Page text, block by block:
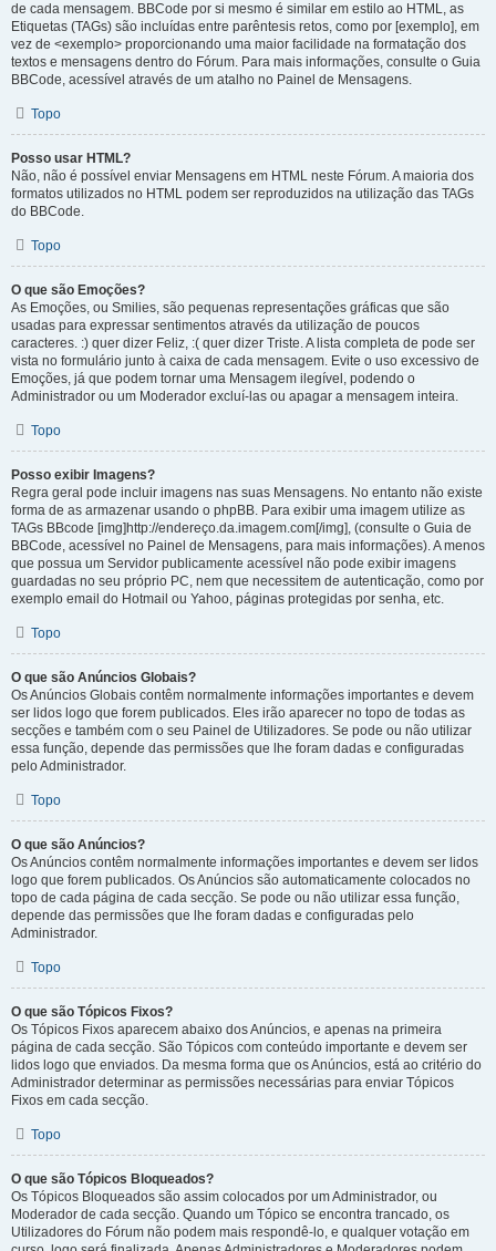
de cada mensagem. BBCode por si mesmo é similar em estilo ao HTML, as
Etiquetas (TAGs) são incluídas entre parêntesis retos, como por [exemplo], em
vez de <exemplo> proporcionando uma maior facilidade na formatação dos
textos e mensagens dentro do Fórum. Para mais informações, consulte o Guia
BBCode, acessível através de um atalho no Painel de Mensagens.
Topo
Posso usar HTML?
Não, não é possível enviar Mensagens em HTML neste Fórum. A maioria dos
formatos utilizados no HTML podem ser reproduzidos na utilização das TAGs
do BBCode.
Topo
O que são Emoções?
As Emoções, ou Smilies, são pequenas representações gráficas que são
usadas para expressar sentimentos através da utilização de poucos
caracteres. :) quer dizer Feliz, :( quer dizer Triste. A lista completa de pode ser
vista no formulário junto à caixa de cada mensagem. Evite o uso excessivo de
Emoções, já que podem tornar uma Mensagem ilegível, podendo o
Administrador ou um Moderador excluí-las ou apagar a mensagem inteira.
Topo
Posso exibir Imagens?
Regra geral pode incluir imagens nas suas Mensagens. No entanto não existe
forma de as armazenar usando o phpBB. Para exibir uma imagem utilize as
TAGs BBcode [img]http://endereço.da.imagem.com[/img], (consulte o Guia de
BBCode, acessível no Painel de Mensagens, para mais informações). A menos
que possua um Servidor publicamente acessível não pode exibir imagens
guardadas no seu próprio PC, nem que necessitem de autenticação, como por
exemplo email do Hotmail ou Yahoo, páginas protegidas por senha, etc.
Topo
O que são Anúncios Globais?
Os Anúncios Globais contêm normalmente informações importantes e devem
ser lidos logo que forem publicados. Eles irão aparecer no topo de todas as
secções e também com o seu Painel de Utilizadores. Se pode ou não utilizar
essa função, depende das permissões que lhe foram dadas e configuradas
pelo Administrador.
Topo
O que são Anúncios?
Os Anúncios contêm normalmente informações importantes e devem ser lidos
logo que forem publicados. Os Anúncios são automaticamente colocados no
topo de cada página de cada secção. Se pode ou não utilizar essa função,
depende das permissões que lhe foram dadas e configuradas pelo
Administrador.
Topo
O que são Tópicos Fixos?
Os Tópicos Fixos aparecem abaixo dos Anúncios, e apenas na primeira
página de cada secção. São Tópicos com conteúdo importante e devem ser
lidos logo que enviados. Da mesma forma que os Anúncios, está ao critério do
Administrador determinar as permissões necessárias para enviar Tópicos
Fixos em cada secção.
Topo
O que são Tópicos Bloqueados?
Os Tópicos Bloqueados são assim colocados por um Administrador, ou
Moderador de cada secção. Quando um Tópico se encontra trancado, os
Utilizadores do Fórum não podem mais respondê-lo, e qualquer votação em